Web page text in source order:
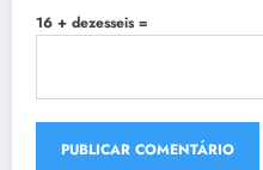
16 + dezesseis =